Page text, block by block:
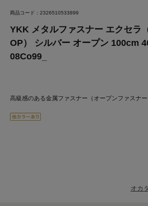
商品コード：2326510533899
YKK メタルファスナー エクセラ
OP） シルバー オープン 100cm
08Co99_
高級感のある金属ファスナー（オープンファスナー
オカ